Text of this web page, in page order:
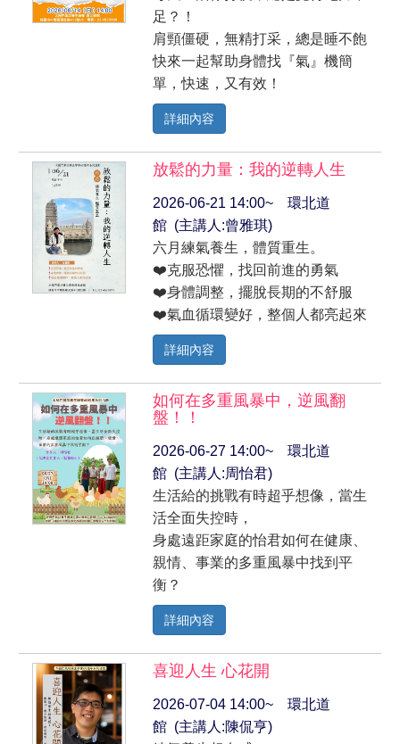
足？！
肩頸僵硬，無精打采，總是睡不飽
快來一起幫助身體找『氣』機簡
單，快速，又有效！
詳細內容
放鬆的力量：我的逆轉人生
2026-06-21 14:00~ 環北道
館 (主講人:曾雅琪)
六月練氣養生，體質重生。
❤️克服恐懼，找回前進的勇氣
❤️身體調整，擺脫長期的不舒服
❤️氣血循環變好，整個人都亮起來
詳細內容
如何在多重風暴中，逆風翻
盤！！
2026-06-27 14:00~ 環北道
館 (主講人:周怡君)
生活給的挑戰有時超乎想像，當生
活全面失控時，
身處遠距家庭的怡君如何在健康、
親情、事業的多重風暴中找到平
衡？
詳細內容
喜迎人生 心花開
2026-07-04 14:00~ 環北道
館 (主講人:陳侃亨)